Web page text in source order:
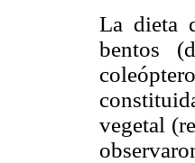
La dieta
bentos
vegetal